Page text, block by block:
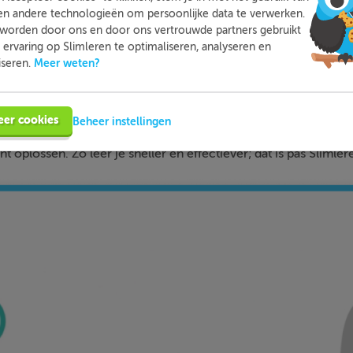
Wat isSlimlerennou eigenlijk?
je online voor de vakken waar je nog wat moeite mee hebt,
video-colleges, vuistregels en meer helpen jou om de
ieder fout gegeven antwoord direct een heldere uitleg hoe
oplossen. Zo leer je sneller en effectiever; dat is pas
andere technologieën om persoonlijke data te verwerken.
door ons en door ons vertrouwde partners gebruikt
op Slimleren te optimaliseren, analyseren en
Meer weten?
cookies Beheer instellingen